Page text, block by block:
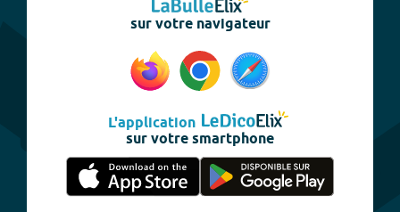
sur votre navigateur
L'application
sur votre smartphone